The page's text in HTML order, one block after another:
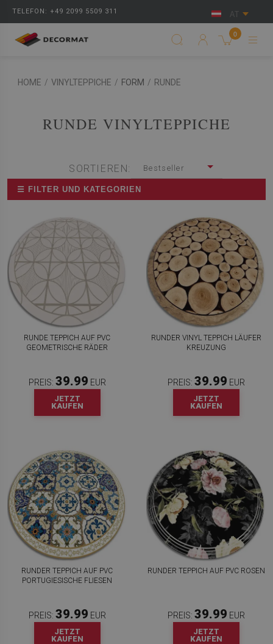
TELEFON: +49 2099 5509 311 AT
0
HOME / VINYLTEPPICHE / FORM / RUNDE
RUNDE VINYLTEPPICHE
SORTIEREN: Bestseller
☰ FILTER UND KATEGORIEN
RUNDE TEPPICH AUF PVC
GEOMETRISCHE RÄDER
PREIS: 39.99 EUR
JETZT
KAUFEN
RUNDER VINYL TEPPICH LÄUFER
KREUZUNG
PREIS: 39.99 EUR
JETZT
KAUFEN
RUNDER TEPPICH AUF PVC
PORTUGIESISCHE FLIESEN
PREIS: 39.99 EUR
JETZT
KAUFEN
RUNDER TEPPICH AUF PVC ROSEN
PREIS: 39.99 EUR
JETZT
KAUFEN